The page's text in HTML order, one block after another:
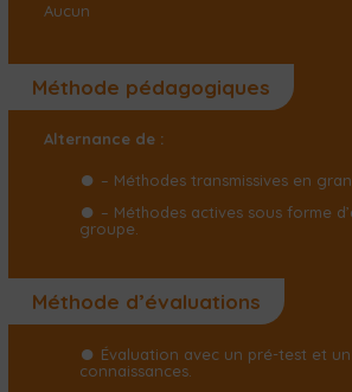
Aucun
Méthode pédagogiques
Alternance de :
– Méthodes transmissives en
– Méthodes actives sous forme
groupe.
Méthode d’évaluations
Évaluation avec un pré-test et
connaissances.